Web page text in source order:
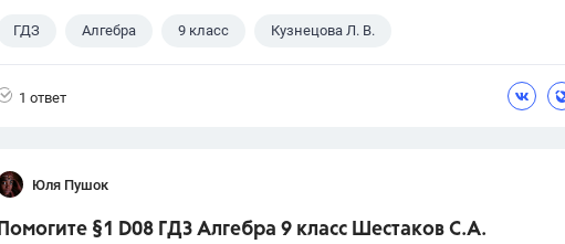
ГДЗ Алгебра 9 класс Кузнецова Л. В.
1 ответ
Юля Пушок
Помогите §1 D08 ГДЗ Алгебра 9 класс Шестаков С.А.